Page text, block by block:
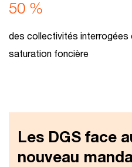
50 %
des collectivités interrogées
saturation foncière
Les DGS face
nouveau